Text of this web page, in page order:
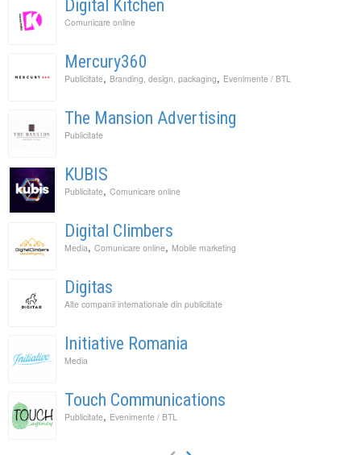
Digital Kitchen
Comunicare online
Mercury360
Publicitate, Branding, design, packaging, Evenimente / BTL
The Mansion Advertising
Publicitate
KUBIS
Publicitate, Comunicare online
Digital Climbers
Media, Comunicare online, Mobile marketing
Digitas
Alte companii internationale din publicitate
Initiative Romania
Media
Touch Communications
Publicitate, Evenimente / BTL